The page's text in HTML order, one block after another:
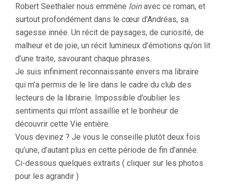
Robert Seethaler nous emmène loinavec ce roman, et
surtout profondément dans le cœur d’Andréas, sa
sagesse innée. Un récit de paysages, de curiosité, de
malheur et de joie, un récit lumineux d’émotions qu’on lit
d’une traite, savourant chaque phrases.
Je suis infiniment reconnaissante envers ma libraire
qui m’a permis de le lire dans le cadre du club des
lecteurs de la librairie. Impossible d’oublier les
sentiments qui m’ont assaillie et le bonheur de
découvrir cette Vie entière.
Vous devinez ? Je vous le conseille plutôt deux fois
qu’une, d’autant plus en cette période de fin d’année.
Ci-dessous quelques extraits ( cliquer sur les photos
pour les agrandir )